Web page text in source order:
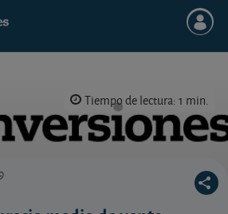
Tiempo de lectura: 1 min.